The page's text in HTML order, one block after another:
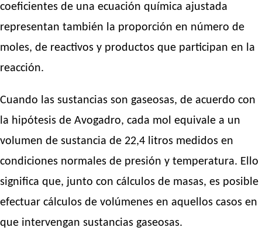
coeficientes de una ecuación química ajustada
representan también la proporción en número de
moles, de reactivos y productos que participan en la
reacción.
Cuando las sustancias son gaseosas, de acuerdo con
la hipótesis de Avogadro, cada mol equivale a un
volumen de sustancia de 22,4 litros medidos en
condiciones normales de presión y temperatura. Ello
significa que, junto con cálculos de masas, es posible
efectuar cálculos de volúmenes en aquellos casos en
que intervengan sustancias gaseosas.